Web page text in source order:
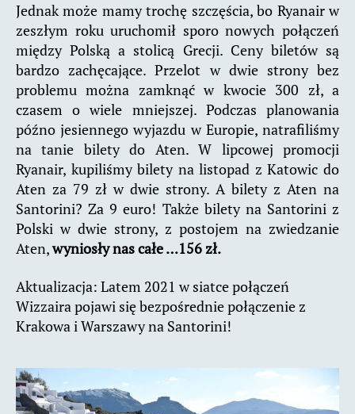
Jednak może mamy trochę szczęścia, bo Ryanair w
zeszłym roku uruchomił sporo nowych połączeń
między Polską a stolicą Grecji. Ceny biletów są
bardzo zachęcające. Przelot w dwie strony bez
problemu można zamknąć w kwocie 300 zł, a
czasem o wiele mniejszej. Podczas planowania
późno jesiennego wyjazdu w Europie, natrafiliśmy
na tanie bilety do Aten. W lipcowej promocji
Ryanair, kupiliśmy bilety na listopad z Katowic do
Aten za 79 zł w dwie strony. A bilety z Aten na
Santorini? Za 9 euro! Także bilety na Santorini z
Polski w dwie strony, z postojem na zwiedzanie
Aten,wyniosły nas całe …156 zł.
Aktualizacja: Latem 2021 w siatce połączeń
Wizzaira pojawi się bezpośrednie połączenie z
Krakowa i Warszawy na Santorini!